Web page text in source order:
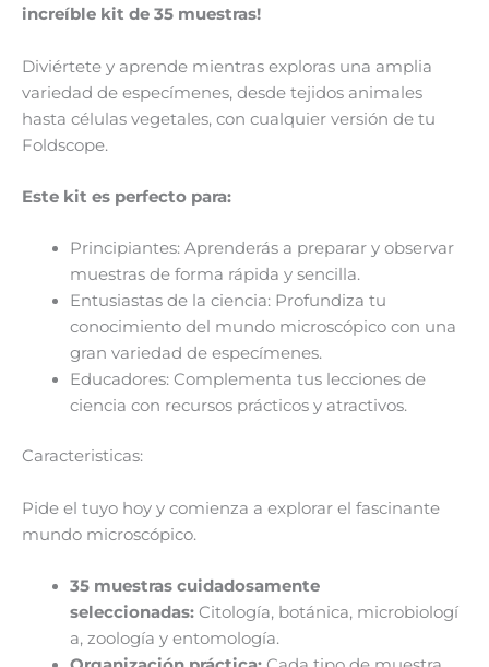
increíble kit de 35 muestras!
Diviértete y aprende mientras exploras una amplia
variedad de especímenes, desde tejidos animales
hasta células vegetales, con cualquier versión de tu
Foldscope.
Este kit es perfecto para:
Principiantes: Aprenderás a preparar y observar
muestras de forma rápida y sencilla.
Entusiastas de la ciencia: Profundiza tu
conocimiento del mundo microscópico con una
gran variedad de especímenes.
Educadores: Complementa tus lecciones de
ciencia con recursos prácticos y atractivos.
Caracteristicas:
Pide el tuyo hoy y comienza a explorar el fascinante
mundo microscópico.
35 muestras cuidadosamente
seleccionadas:Citología, botánica, microbiologí
a, zoología y entomología.